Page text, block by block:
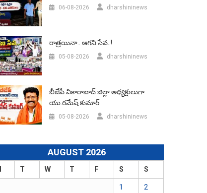
06-08-2026 dharshininews
రాత్రయినా.. ఆగని సేవ..!
05-08-2026 dharshininews
బీజేపీ వికారాబాద్‌ జిల్లా అధ్యక్షులుగా
యు.రమేష్‌ కుమార్
05-08-2026 dharshininews
AUGUST 2026
T W T F S S
1 2